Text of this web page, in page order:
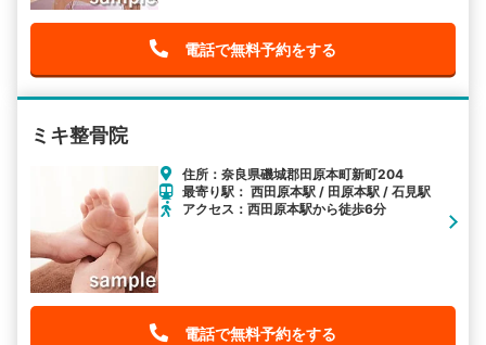
電話で無料予約をする
ミキ整骨院
住所：奈良県磯城郡田原本町新町204
最寄り駅： 西田原本駅 / 田原本駅 / 石見駅
アクセス：西田原本駅から徒歩6分
電話で無料予約をする